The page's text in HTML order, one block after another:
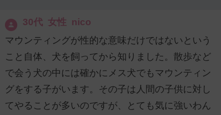
30代 女性 nico
マウンティングが性的な意味だけではないという
こと自体、犬を飼ってから知りました。散歩など
で会う犬の中には確かにメス犬でもマウンティン
グをする子がいます。その子は人間の子供に対し
てやることが多いのですが、とても気に強いわん